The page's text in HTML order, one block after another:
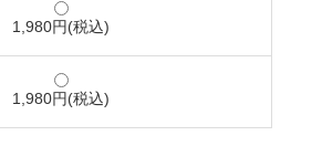
1,980円(税込)
1,980円(税込)